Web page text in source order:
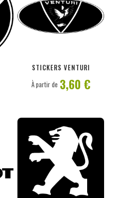
STICKERS VENTURI
À partir de 3,60 €